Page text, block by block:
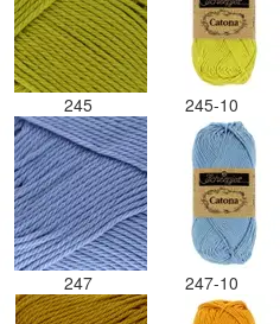
245 245-10
247 247-10